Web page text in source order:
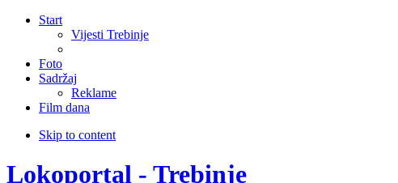
Start
Vijesti Trebinje
Foto
Sadržaj
Reklame
Film dana
Skip to content
Lokoportal - Trebinje